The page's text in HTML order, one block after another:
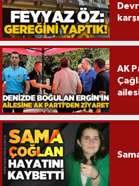
AK
Spor
Ulusal
Yaşam